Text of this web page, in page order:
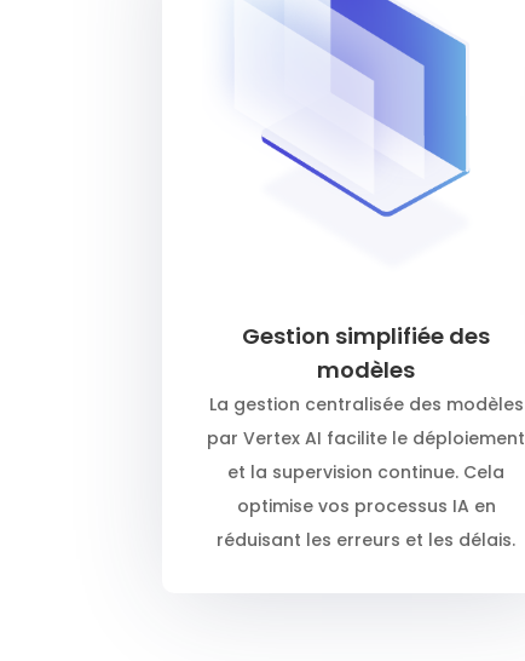
Gestion simplifiée des
modèles
La gestion centralisée des modèles
par Vertex AI facilite le déploiement
et la supervision continue. Cela
optimise vos processus IA en
réduisant les erreurs et les délais.